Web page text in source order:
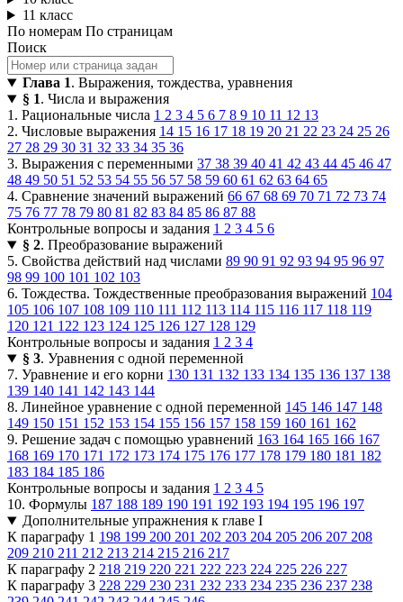
11 класс
По номерам По страницам
Поиск
Глава 1. Выражения, тождества, уравнения
§ 1. Числа и выражения
1. Рациональные числа 1 2 3 4 5 6 7 8 9 10 11 12 13
2. Числовые выражения 14 15 16 17 18 19 20 21 22 23 24 25 26
27 28 29 30 31 32 33 34 35 36
3. Выражения с переменными 37 38 39 40 41 42 43 44 45 46 47
48 49 50 51 52 53 54 55 56 57 58 59 60 61 62 63 64 65
4. Сравнение значений выражений 66 67 68 69 70 71 72 73 74
75 76 77 78 79 80 81 82 83 84 85 86 87 88
Контрольные вопросы и задания 1 2 3 4 5 6
§ 2. Преобразование выражений
5. Свойства действий над числами 89 90 91 92 93 94 95 96 97
98 99 100 101 102 103
6. Тождества. Тождественные преобразования выражений 104
105 106 107 108 109 110 111 112 113 114 115 116 117 118 119
120 121 122 123 124 125 126 127 128 129
Контрольные вопросы и задания 1 2 3 4
§ 3. Уравнения с одной переменной
7. Уравнение и его корни 130 131 132 133 134 135 136 137 138
139 140 141 142 143 144
8. Линейное уравнение с одной переменной 145 146 147 148
149 150 151 152 153 154 155 156 157 158 159 160 161 162
9. Решение задач с помощью уравнений 163 164 165 166 167
168 169 170 171 172 173 174 175 176 177 178 179 180 181 182
183 184 185 186
Контрольные вопросы и задания 1 2 3 4 5
10. Формулы 187 188 189 190 191 192 193 194 195 196 197
Дополнительные упражнения к главе I
К параграфу 1 198 199 200 201 202 203 204 205 206 207 208
209 210 211 212 213 214 215 216 217
К параграфу 2 218 219 220 221 222 223 224 225 226 227
К параграфу 3 228 229 230 231 232 233 234 235 236 237 238